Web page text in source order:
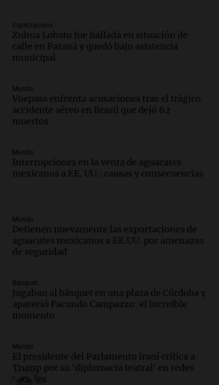
Espectáculos
Zulma Lobato fue hallada en situación de
calle en Paraná y quedó bajo asistencia
municipal
Mundo
Voepass enfrenta acusaciones tras el trágico
accidente aéreo en Brasil que dejó 62
muertos
Mundo
Interrupciones en la venta de aguacates
mexicanos a EE. UU.: causas y consecuencias
Mundo
Detienen nuevamente las exportaciones de
aguacates mexicanos a EE.UU. por amenazas
de seguridad
Básquet
Jugaban al básquet en una plaza de Córdoba y
apareció Facundo Campazzo: el increíble
momento
Mundo
El presidente del Parlamento iraní critica a
Trump por su 'diplomacia teatral' en redes
sociales